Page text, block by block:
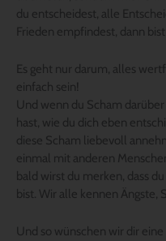
du entscheidest, alle
Frieden empfindest, dann
Es geht nur darum, alles
einfach sein!
Und wenn du Scham
hast, wie du dich eben
diese Scham liebevoll
einmal mit anderen
bald wirst du merken, dass
bist. Wir alle kennen Ängste,
Und so wünschen wir dir